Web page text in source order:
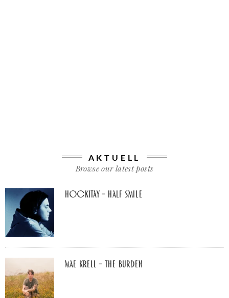
AKTUELL
Browse our latest posts
Hockitay – half smile
Mae Krell – the burden